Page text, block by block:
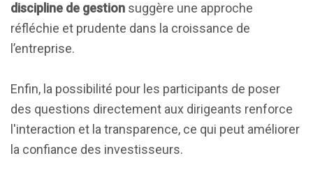
discipline de gestion suggère une approche
réfléchie et prudente dans la croissance de
l’entreprise.
Enfin, la possibilité pour les participants de poser
des questions directement aux dirigeants renforce
l'interaction et la transparence, ce qui peut améliorer
la confiance des investisseurs.